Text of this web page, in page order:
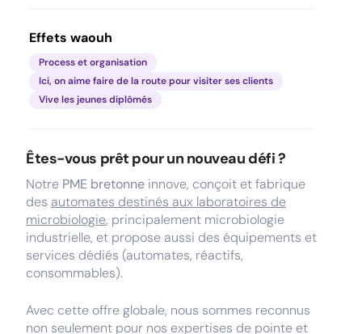
Effets waouh
Process et organisation
Ici, on aime faire de la route pour visiter ses clients
Vive les jeunes diplômés
Êtes-vous prêt pour un nouveau défi ?
Notre PME bretonne innove, conçoit et fabrique
des automates destinés aux laboratoires de
microbiologie, principalement microbiologie
industrielle, et propose aussi des équipements et
services dédiés (automates, réactifs,
consommables).
Avec cette offre globale, nous sommes reconnus
non seulement pour nos expertises de pointe et